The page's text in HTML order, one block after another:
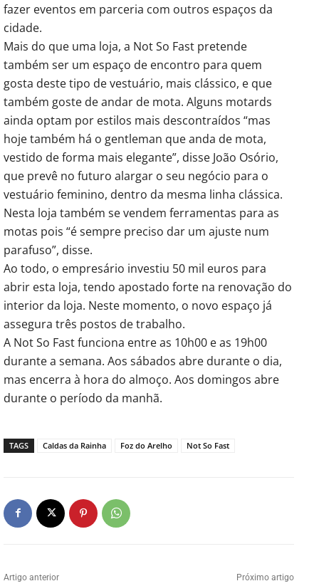
fazer eventos em parceria com outros espaços da
cidade.
Mais do que uma loja, a Not So Fast pretende
também ser um espaço de encontro para quem
gosta deste tipo de vestuário, mais clássico, e que
também goste de andar de mota. Alguns motards
ainda optam por estilos mais descontraídos “mas
hoje também há o gentleman que anda de mota,
vestido de forma mais elegante”, disse João Osório,
que prevê no futuro alargar o seu negócio para o
vestuário feminino, dentro da mesma linha clássica.
Nesta loja também se vendem ferramentas para as
motas pois “é sempre preciso dar um ajuste num
parafuso”, disse.
Ao todo, o empresário investiu 50 mil euros para
abrir esta loja, tendo apostado forte na renovação do
interior da loja. Neste momento, o novo espaço já
assegura três postos de trabalho.
A Not So Fast funciona entre as 10h00 e as 19h00
durante a semana. Aos sábados abre durante o dia,
mas encerra à hora do almoço. Aos domingos abre
durante o período da manhã.
TAGS Caldas da Rainha Foz do Arelho Not So Fast
Artigo anterior Próximo artigo